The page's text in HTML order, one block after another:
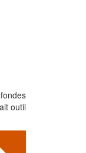
outil